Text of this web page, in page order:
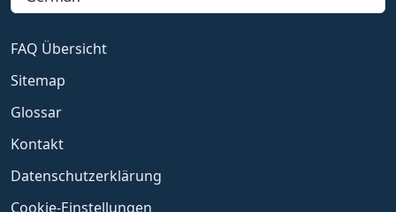
FAQ Übersicht
Sitemap
Glossar
Kontakt
Datenschutzerklärung
Cookie-Einstellungen